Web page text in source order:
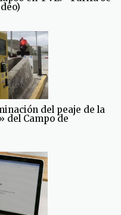
del peaje de la
del Campo de